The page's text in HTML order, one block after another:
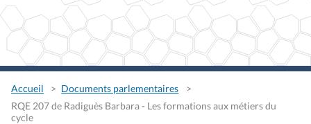
Accueil
Documents parlementaires
RQE 207 de Radiguès Barbara - Les formations aux métiers du
cycle